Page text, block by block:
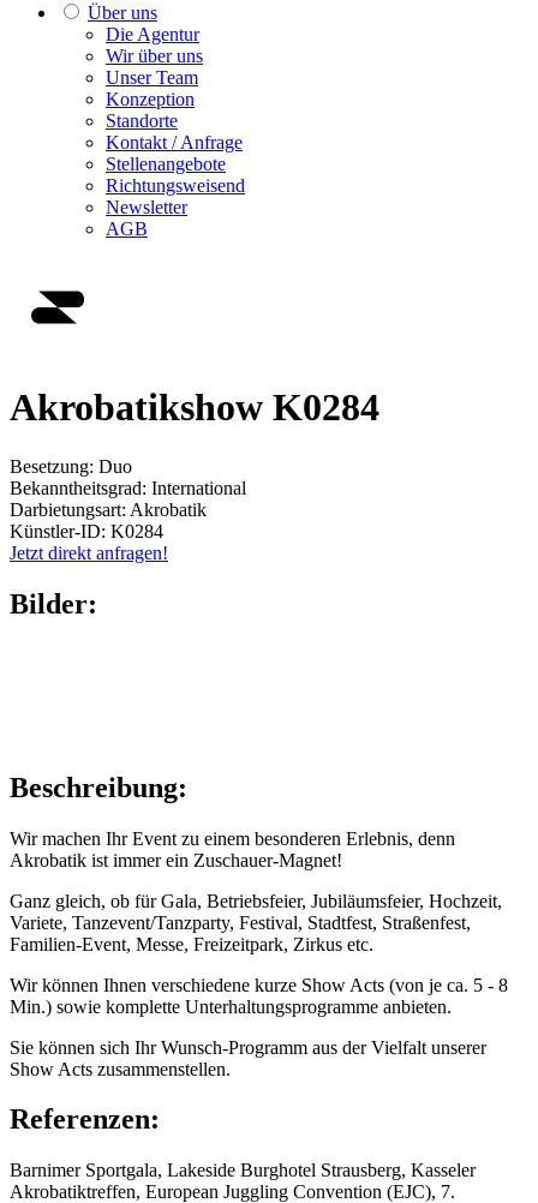
Über uns
Die Agentur
Wir über uns
Unser Team
Konzeption
Standorte
Kontakt / Anfrage
Stellenangebote
Richtungsweisend
Newsletter
AGB
Akrobatikshow K0284
Besetzung: Duo
Bekanntheitsgrad: International
Darbietungsart: Akrobatik
Künstler-ID: K0284
Jetzt direkt anfragen!
Bilder:
Beschreibung:
Wir machen Ihr Event zu einem besonderen Erlebnis, denn
Akrobatik ist immer ein Zuschauer-Magnet!
Ganz gleich, ob für Gala, Betriebsfeier, Jubiläumsfeier, Hochzeit,
Variete, Tanzevent/Tanzparty, Festival, Stadtfest, Straßenfest,
Familien-Event, Messe, Freizeitpark, Zirkus etc.
Wir können Ihnen verschiedene kurze Show Acts (von je ca. 5 - 8
Min.) sowie komplette Unterhaltungsprogramme anbieten.
Sie können sich Ihr Wunsch-Programm aus der Vielfalt unserer
Show Acts zusammenstellen.
Referenzen:
Barnimer Sportgala, Lakeside Burghotel Strausberg, Kasseler
Akrobatiktreffen, European Juggling Convention (EJC), 7.